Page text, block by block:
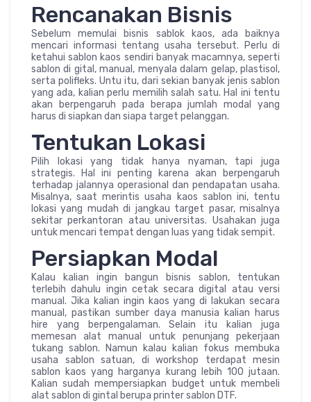
Rencanakan Bisnis
Sebelum memulai bisnis sablok kaos, ada baiknya
mencari informasi tentang usaha tersebut. Perlu di
ketahui sablon kaos sendiri banyak macamnya, seperti
sablon di gital, manual, menyala dalam gelap, plastisol,
serta polifleks. Untu itu, dari sekian banyak jenis sablon
yang ada, kalian perlu memilih salah satu. Hal ini tentu
akan berpengaruh pada berapa jumlah modal yang
harus di siapkan dan siapa target pelanggan.
Tentukan Lokasi
Pilih lokasi yang tidak hanya nyaman, tapi juga
strategis. Hal ini penting karena akan berpengaruh
terhadap jalannya operasional dan pendapatan usaha.
Misalnya, saat merintis usaha kaos sablon ini, tentu
lokasi yang mudah di jangkau target pasar, misalnya
sekitar perkantoran atau universitas. Usahakan juga
untuk mencari tempat dengan luas yang tidak sempit.
Persiapkan Modal
Kalau kalian ingin bangun bisnis sablon, tentukan
terlebih dahulu ingin cetak secara digital atau versi
manual. Jika kalian ingin kaos yang di lakukan secara
manual, pastikan sumber daya manusia kalian harus
hire yang berpengalaman. Selain itu kalian juga
memesan alat manual untuk penunjang pekerjaan
tukang sablon. Namun kalau kalian fokus membuka
usaha sablon satuan, di workshop terdapat mesin
sablon kaos yang harganya kurang lebih 100 jutaan.
Kalian sudah mempersiapkan budget untuk membeli
alat sablon di gintal berupa printer sablon DTF.